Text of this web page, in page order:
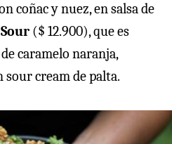
coñac y nuez, en salsa de
($ 12.900), que es
caramelo naranja,
sour cream de palta.